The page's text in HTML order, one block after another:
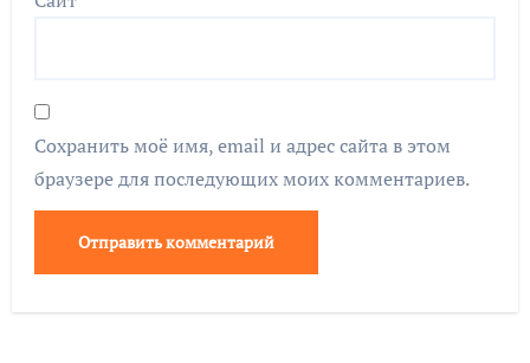
Сохранить моё имя, email и адрес сайта в этом
браузере для последующих моих комментариев.